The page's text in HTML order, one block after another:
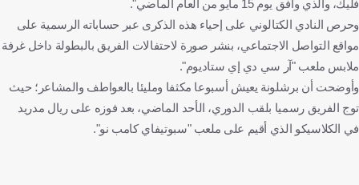
فليك، والذي وافق يوم 15 مايو من العام الماضي".
وحرص النادي الكتالوني على إحياء هذه الذكرى عبر حساباته الرسمية على
مواقع التواصل الاجتماعي، بنشر صورة لاحتفالات الفريق بالبطولة داخل غرفة
ملابس ملعب "آر سي دي إي ستاديوم".
وأوضحت أن برشلونة يعيش أسبوعا مكثفا ومليئا بالعواطف والمشاعر؛ حيث
توج الفريق رسميا بلقب الدوري، الأحد الماضي، بعد فوزه على ريال مدريد
في الكلاسيكو الذي أقيم على ملعب "سبوتيفاي كامب نو".